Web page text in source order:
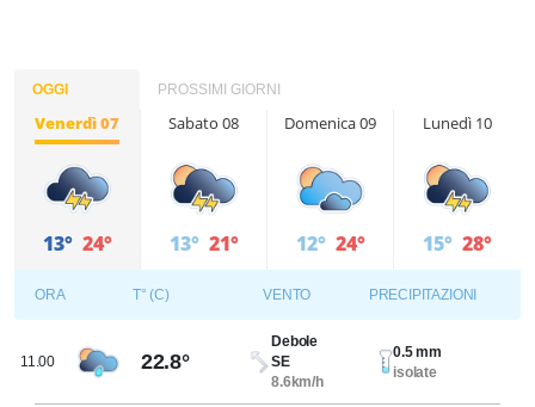
OGGI PROSSIMI GIORNI
Venerdì 07
13° 24°
Sabato 08
13° 21°
Domenica 09
12° 24°
Lunedì 10
15° 28°
ORA T° (C) VENTO PRECIPITAZIONI
11.00 22.8°
Debole
SE
8.6km/h
0.5 mm
isolate